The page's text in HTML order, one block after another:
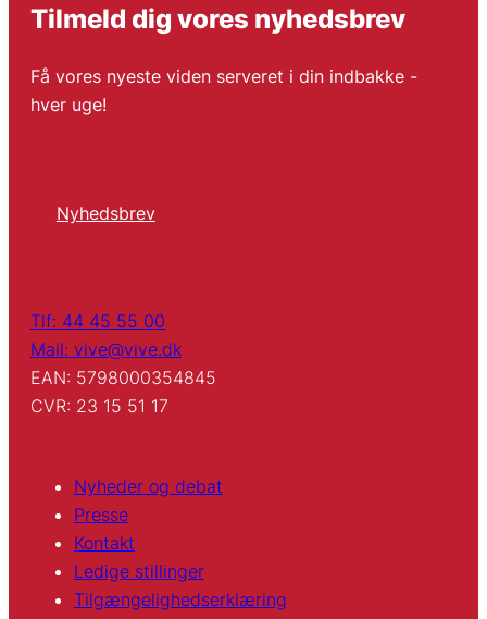
Tilmeld dig vores nyhedsbrev
Få vores nyeste viden serveret i din indbakke -
hver uge!
Nyhedsbrev
Tlf: 44 45 55 00
Mail: vive@vive.dk
EAN: 5798000354845
CVR: 23 15 51 17
Nyheder og debat
Presse
Kontakt
Ledige stillinger
Tilgængelighedserklæring